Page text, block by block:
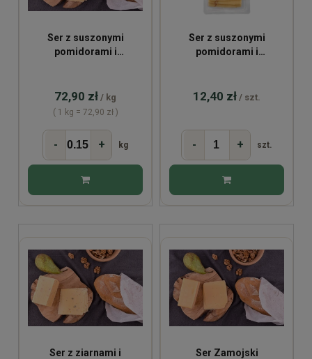
Ser z suszonymi
pomidorami i
72,90 zł / kg
( 1 kg = 72,90 zł )
- + kg
Ser z suszonymi
pomidorami i
12,40 zł / szt.
- + szt.
Ser z ziarnami i
Ser Zamojski